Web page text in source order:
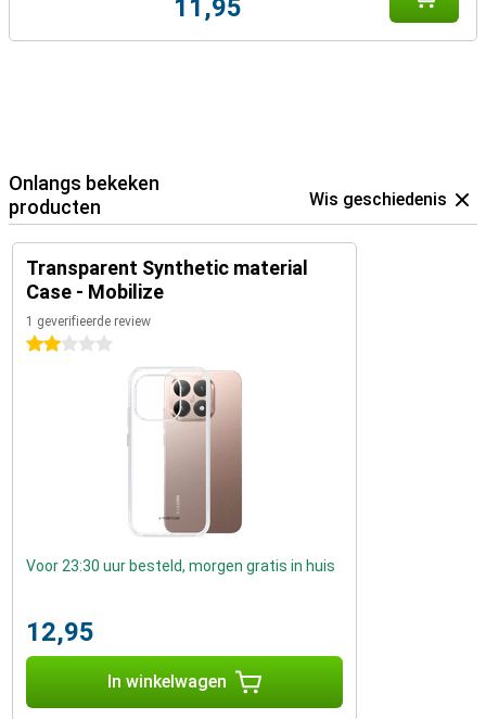
11,95
Onlangs bekeken
producten
Wis geschiedenis
Transparent Synthetic material
Case - Mobilize
1 geverifieerde review
2 sterren
Voor 23:30 uur besteld, morgen gratis in huis
12,95
In winkelwagen